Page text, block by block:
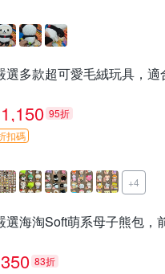
選多款超可愛毛絨玩具，
1,150 95折
扣碼
+4
選海淘Soft萌系母子熊包，
350 83折